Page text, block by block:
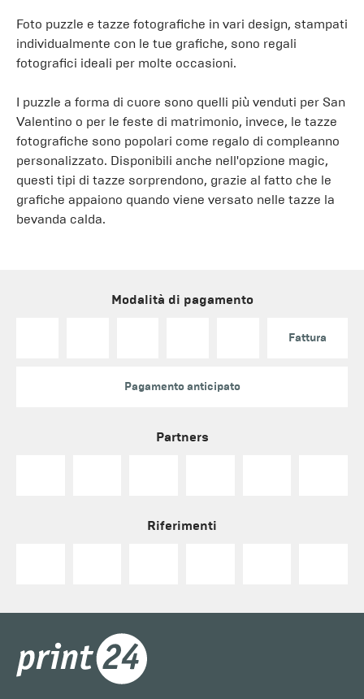
Foto puzzle e tazze fotografiche in vari design, stampati
individualmente con le tue grafiche, sono regali
fotografici ideali per molte occasioni.
I puzzle a forma di cuore sono quelli più venduti per San
Valentino o per le feste di matrimonio, invece, le tazze
fotografiche sono popolari come regalo di compleanno
personalizzato. Disponibili anche nell'opzione magic,
questi tipi di tazze sorprendono, grazie al fatto che le
grafiche appaiono quando viene versato nelle tazze la
bevanda calda.
Modalità di pagamento
Fattura
Pagamento anticipato
Partners
Riferimenti